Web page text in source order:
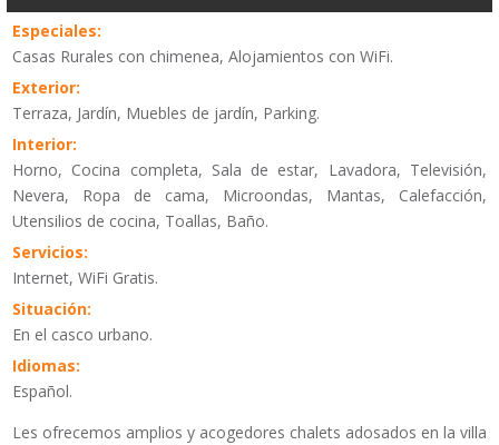
Especiales:
Casas Rurales con chimenea, Alojamientos con WiFi.
Exterior:
Terraza, Jardín, Muebles de jardín, Parking.
Interior:
Horno, Cocina completa, Sala de estar, Lavadora, Televisión,
Nevera, Ropa de cama, Microondas, Mantas, Calefacción,
Utensilios de cocina, Toallas, Baño.
Servicios:
Internet, WiFi Gratis.
Situación:
En el casco urbano.
Idiomas:
Español.
Les ofrecemos amplios y acogedores chalets adosados en la villa